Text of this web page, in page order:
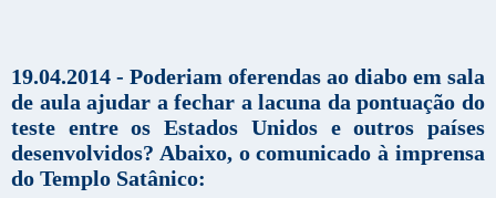
19.04.2014 - Poderiam oferendas ao diabo em sala
de aula ajudar a fechar a lacuna da pontuação do
teste entre os Estados Unidos e outros países
desenvolvidos? Abaixo, o comunicado à imprensa
do Templo Satânico: